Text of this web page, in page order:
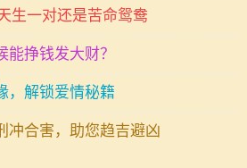
生一对还是苦命鸳鸯
能挣钱发大财？
，解锁爱情秘籍
冲合害，助您趋吉避凶
中国的传统命理学中，火命代表着